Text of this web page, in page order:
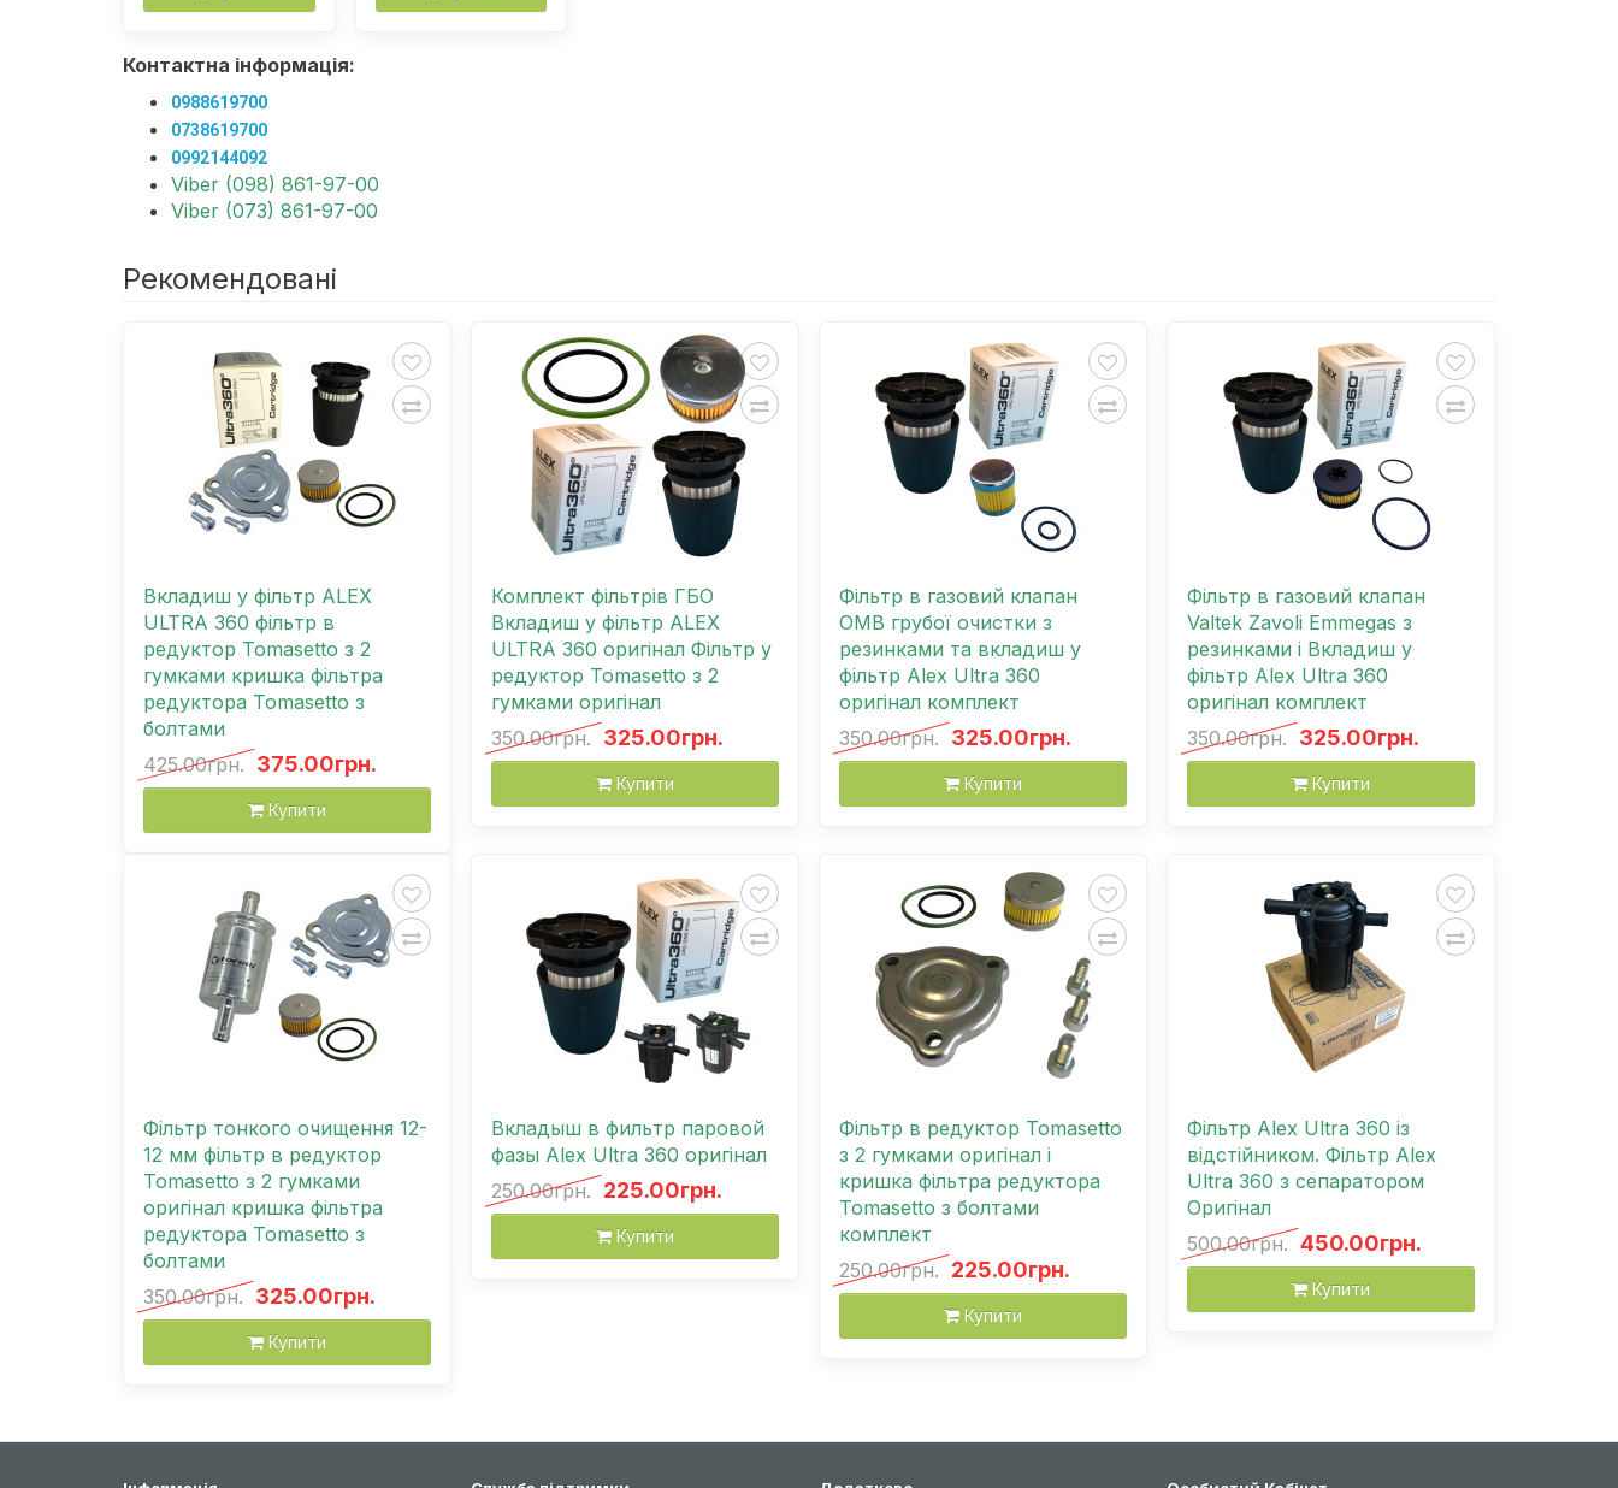
Контактна інформація:
0988619700
0738619700
0992144092
Viber (098) 861-97-00
Viber (073) 861-97-00
Рекомендовані
Вкладиш у фільтр ALEX
ULTRA 360 фільтр в
редуктор Tomasetto з 2
гумками кришка фільтра
редуктора Tomasetto з
болтами
425.00грн. 375.00грн.
Купити
Комплект фільтрів ГБО
Вкладиш у фільтр ALEX
ULTRA 360 оригінал Фільтр у
редуктор Tomasetto з 2
гумками оригінал
350.00грн. 325.00грн.
Купити
Фільтр в газовий клапан
OMB грубої очистки з
резинками та вкладиш у
фільтр Alex Ultra 360
оригінал комплект
350.00грн. 325.00грн.
Купити
Фільтр в газовий клапан
Valtek Zavoli Emmegas з
резинками і Вкладиш у
фільтр Alex Ultra 360
оригінал комплект
350.00грн. 325.00грн.
Купити
Фільтр тонкого очищення 12-
12 мм фільтр в редуктор
Tomasetto з 2 гумками
оригінал кришка фільтра
редуктора Tomasetto з
болтами
350.00грн. 325.00грн.
Купити
Вкладыш в фильтр паровой
фазы Аlex Ultra 360 оригінал
250.00грн. 225.00грн.
Купити
Фільтр в редуктор Tomasetto
з 2 гумками оригінал і
кришка фільтра редуктора
Tomasetto з болтами
комплект
250.00грн. 225.00грн.
Купити
Фільтр Alex Ultra 360 із
відстійником. Фільтр Alex
Ultra 360 з сепаратором
Оригінал
500.00грн. 450.00грн.
Купити